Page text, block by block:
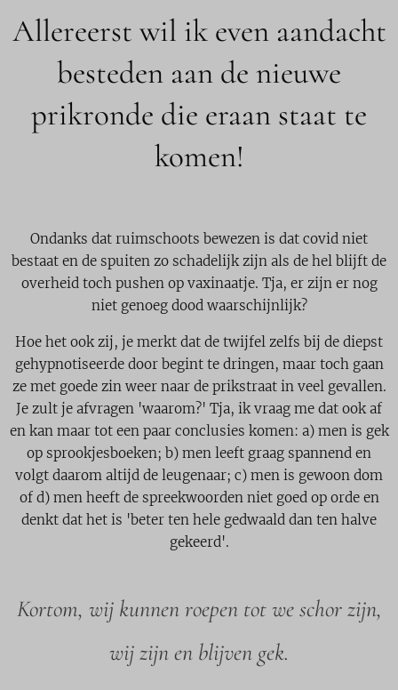
Allereerst wil ik even aandacht
besteden aan de nieuwe
prikronde die eraan staat te
komen!
Ondanks dat ruimschoots bewezen is dat covid niet
bestaat en de spuiten zo schadelijk zijn als de hel blijft de
overheid toch pushen op vaxinaatje. Tja, er zijn er nog
niet genoeg dood waarschijnlijk?
Hoe het ook zij, je merkt dat de twijfel zelfs bij de diepst
gehypnotiseerde door begint te dringen, maar toch gaan
ze met goede zin weer naar de prikstraat in veel gevallen.
Je zult je afvragen 'waarom?' Tja, ik vraag me dat ook af
en kan maar tot een paar conclusies komen: a) men is gek
op sprookjesboeken; b) men leeft graag spannend en
volgt daarom altijd de leugenaar; c) men is gewoon dom
of d) men heeft de spreekwoorden niet goed op orde en
denkt dat het is 'beter ten hele gedwaald dan ten halve
gekeerd'.
Kortom, wij kunnen roepen tot we schor zijn,
wij zijn en blijven gek.